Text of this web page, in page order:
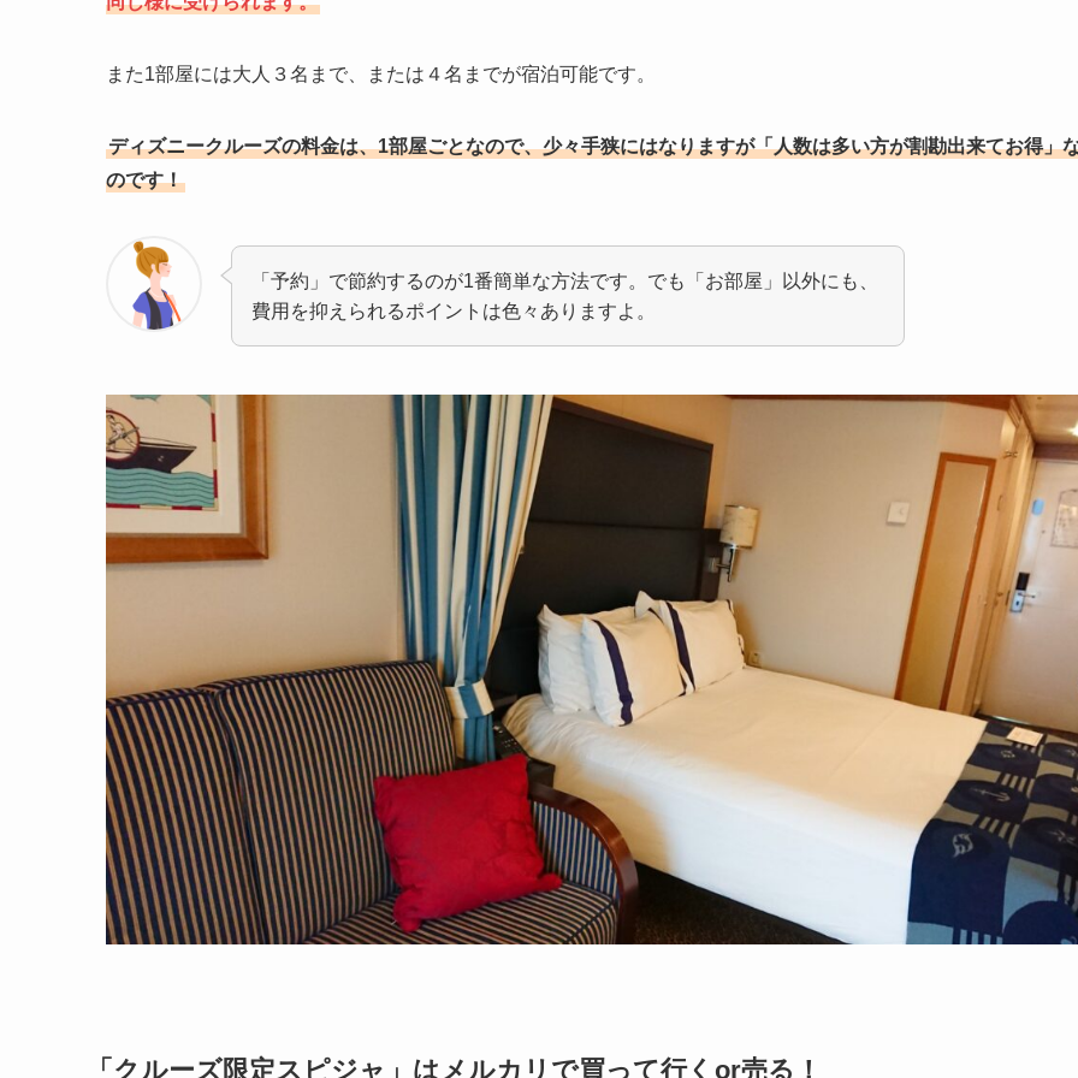
また1部屋には大人３名まで、または４名までが宿泊可能です。
ディズニークルーズの料金は、1部屋ごとなので、少々手狭にはなりますが「人数は多い方が割勘出来てお得」
のです！
「予約」で節約するのが1番簡単な方法です。でも「お部屋」以外にも、
費用を抑えられるポイントは色々ありますよ。
「クルーズ限定スピジャ」はメルカリで買って行くor売る！